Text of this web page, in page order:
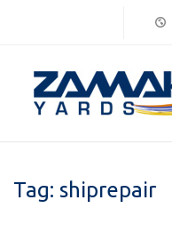
Tag: shiprepair